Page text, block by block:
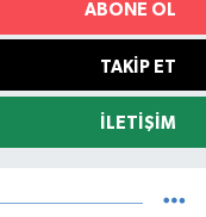
ABONE OL
TAKIP ET
İLETIŞIM